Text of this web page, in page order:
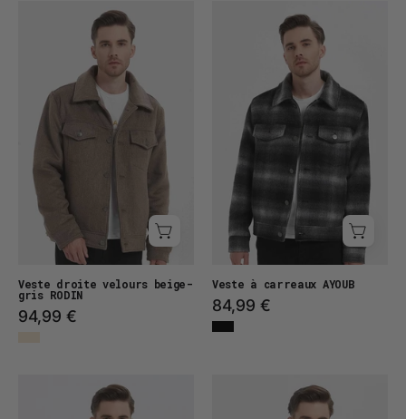
Veste
droite
velours
RODIN
Veste droite velours beige-
gris RODIN
94,99 €
Veste
à
carreaux
AYOUB
Veste à carreaux AYOUB
84,99 €
Veste
droite
Veste
velours